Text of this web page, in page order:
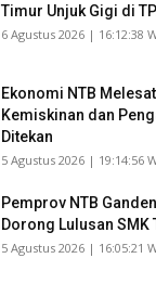
Timur Unjuk Gigi di
​6 Agustus 2026 | 16:12:38
Ekonomi NTB
Kemiskinan dan
Ditekan
​5 Agustus 2026 | 19:14:56
Pemprov NTB
Dorong Lulusan SMK
​5 Agustus 2026 | 16:05:21